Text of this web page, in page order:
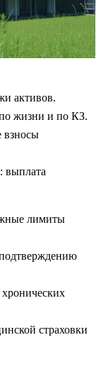
активов.
жизни и по КЗ.
взносы
выплата
лимиты
страховки